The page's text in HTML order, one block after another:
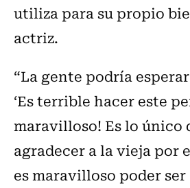
utiliza para su propio
actriz.
“La gente podría
‘Es terrible hacer este
maravilloso! Es lo único
agradecer a la vieja por
es maravilloso poder